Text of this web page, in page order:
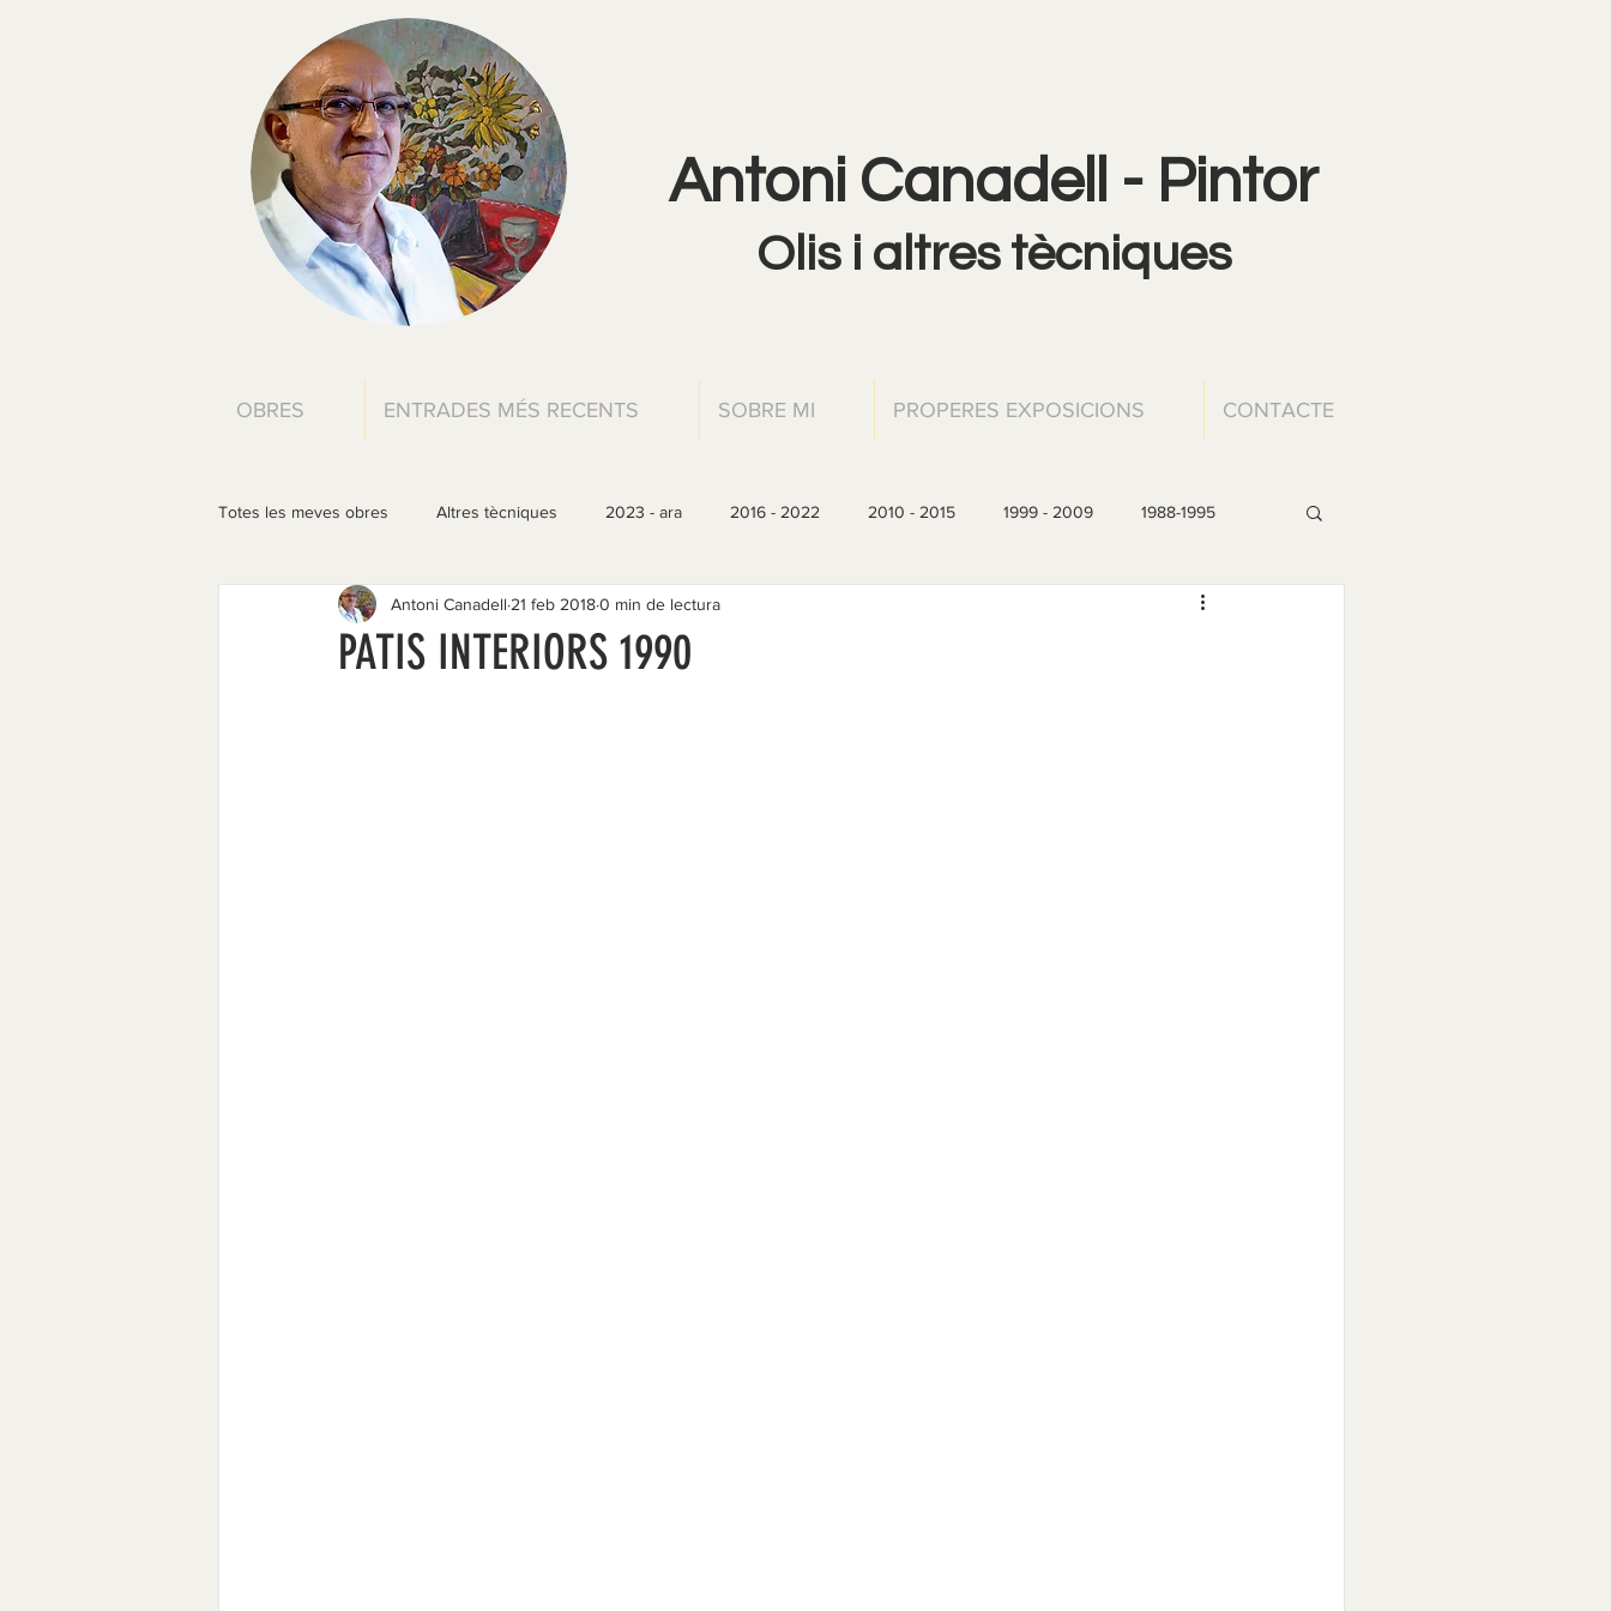
Antoni Canadell - Pintor
Olis i altres tècniques
OBRES ENTRADES MÉS RECENTS SOBRE MI PROPERES EXPOSICIONS CONTACTE
Totes les meves obres Altres tècniques 2023 - ara 2016 - 2022 2010 - 2015 1999 - 2009 1988-1995
1977 - 1984 1968 - 1974
PATIS INTERIORS 1990
Antoni Canadell 21 feb 20180 min de lectura